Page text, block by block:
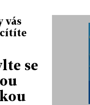
vás
cítíte
se